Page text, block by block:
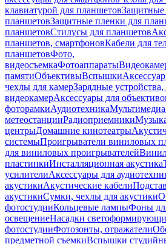
клавиатурой для планшетовЗащитные
планшетовЗащитные пленки для
планшетовСтилусы для планшетов
планшетов, смартфоновКабели для
планшетовФото,
видеосъемкаФотоаппараты
памятиОбъективыВспышки
чехлы для камерЗарядные
видеокамерАксессуары для
фоторамкиАудиотехникаМультимедиа
метеостанцииРадиоприемники
центрыДомашние кинотеатры
системыПроигрыватели виниловых
для виниловых проигрывателей
пластинкиИнсталляционная акустика
усилителиАксессуары для
акустикиАкустические кабели
акустикиСумки, чехлы для акустики
фотостудииКольцевые лампыФоны
освещениеНасадки
фотостудииФотозонты, отражатели
предметной съемкиВспышки